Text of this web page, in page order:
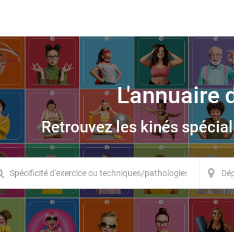
L'annuaire
Retrouvez les kinés